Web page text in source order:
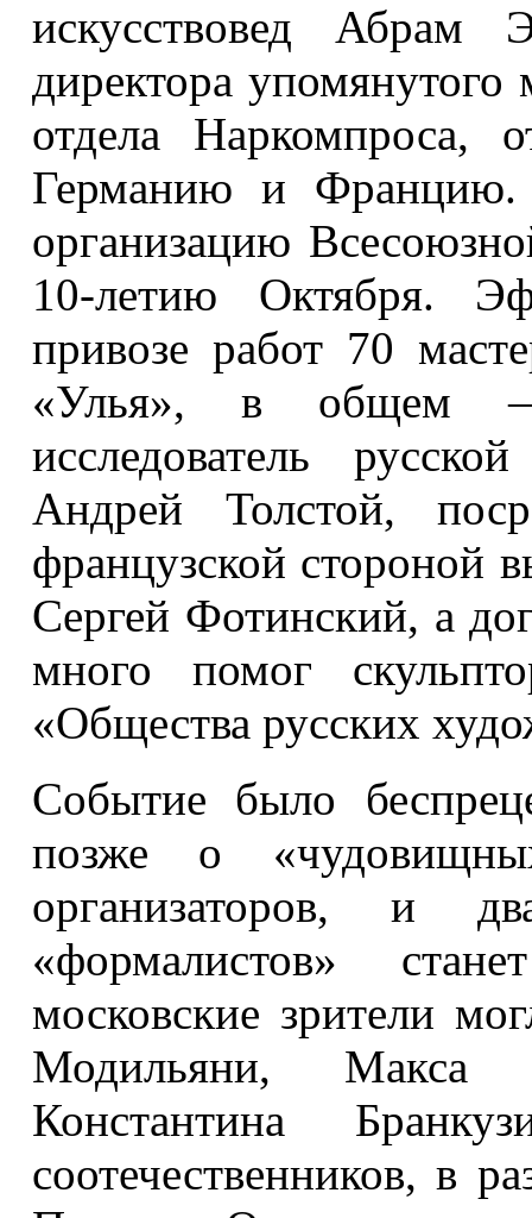
искусствовед Абрам
директора упомянутого
отдела Наркомпроса,
Германию и
организацию
10-летию Октября.
привозе работ 70
«Улья», в общем
исследователь
Андрей Толстой,
французской стороной
Сергей Фотинский, а
много помог
«Общества русских
Событие было
позже о
организаторов, и
«формалистов»
московские зрители
Модильяни, Макса
Константина
соотечественников, в